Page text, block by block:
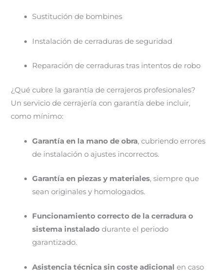
Sustitución de bombines
Instalación de cerraduras de seguridad
Reparación de cerraduras tras intentos de robo
¿Qué cubre la garantía de cerrajeros profesionales?
Un servicio de cerrajería con garantía debe incluir,
como mínimo:
Garantía en la mano de obra, cubriendo errores
de instalación o ajustes incorrectos.
Garantía en piezas y materiales, siempre que
sean originales y homologados.
Funcionamiento correcto de la cerradura o
sistema instalado durante el periodo
garantizado.
Asistencia técnica sin coste adicional en caso